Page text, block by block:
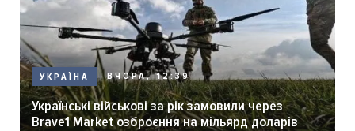
УКРАЇНА ВЧОРА, 12:39
Українські військові за рік замовили через
Brave1 Market озброєння на мільярд доларів